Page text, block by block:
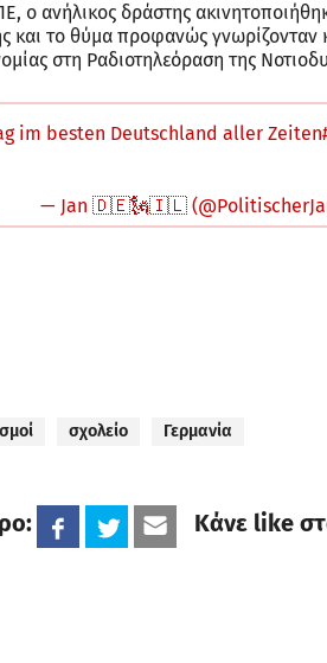
ο ανήλικος δράστης
και το θύμα προφανώς γνωρίζονταν
στη Ραδιοτηλεόραση της
im besten Deutschland aller Zeiten
— Jan 🇩🇪🗽🇮🇱
σχολείο Γερμανία
Κάνε like